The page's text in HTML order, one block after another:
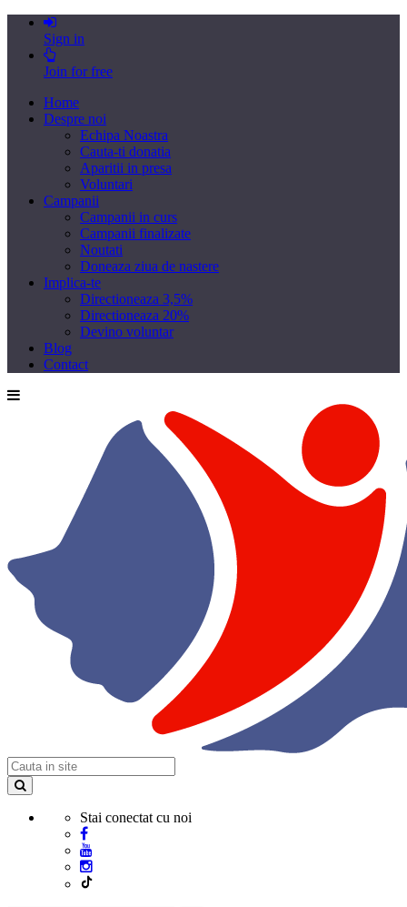
Sign in
Join for free
Home
Despre noi
Echipa Noastra
Cauta-ti donatia
Aparitii in presa
Voluntari
Campanii
Campanii in curs
Campanii finalizate
Noutati
Doneaza ziua de nastere
Implica-te
Directioneaza 3,5%
Directioneaza 20%
Devino voluntar
Blog
Contact
Stai conectat cu noi